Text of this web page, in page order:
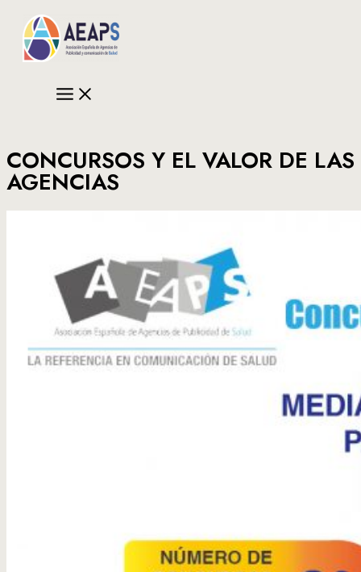
contenido
CONCURSOS Y EL VALOR DE LAS
AGENCIAS